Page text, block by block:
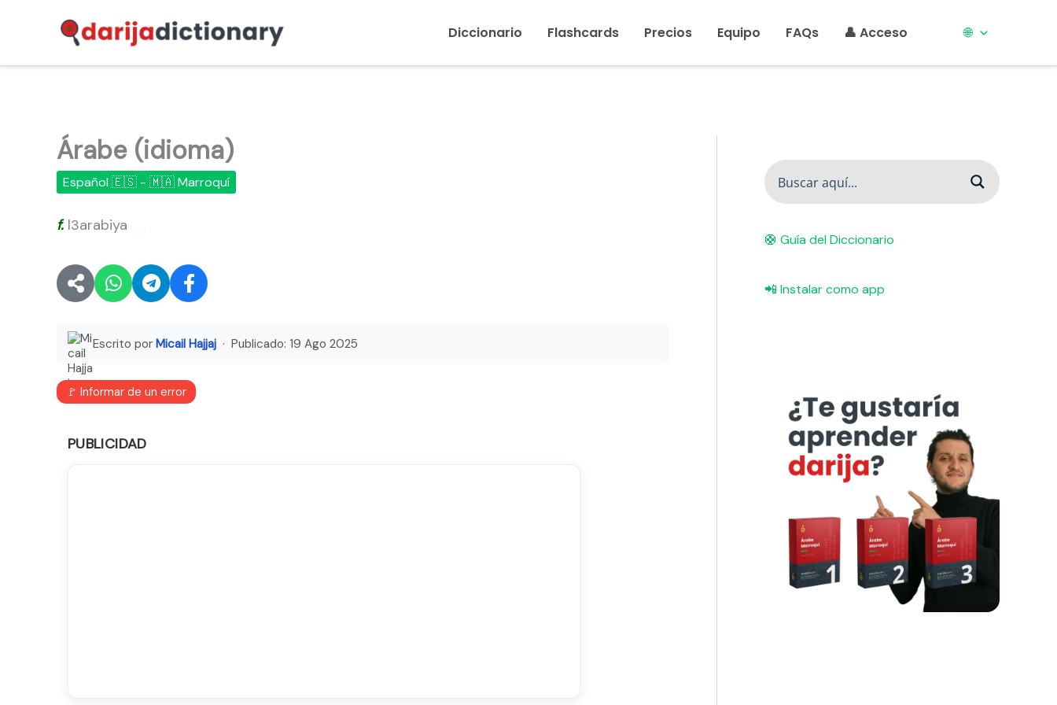
Diccionario Flashcards Precios Equipo FAQs 👤 Acceso 🌐
Árabe (idioma)
Español 🇪🇸 - 🇲🇦 Marroquí
f.l3arabiya
Escrito por Micail Hajjaj · Publicado: 19 Ago 2025
🚩 Informar de un error
PUBLICIDAD
🛟 Guía del Diccionario
📲 Instalar como app